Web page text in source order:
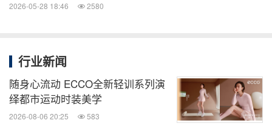
着FILA精心打造的条纹POLO衫，和他身披红色
Settanta胜利夹克捧杯的瞬间，属于色彩的网球时
代，由FILA开启。而后镜头一转，当代热爱网球的年
轻人演绎FILA服装的多样造型，让现场氛围从经典回
2026-05-28 18:46 2580
行业新闻
随身心流动 ECCO全新轻训系列演
绎都市运动时装美学
2026-08-06 20:25 583